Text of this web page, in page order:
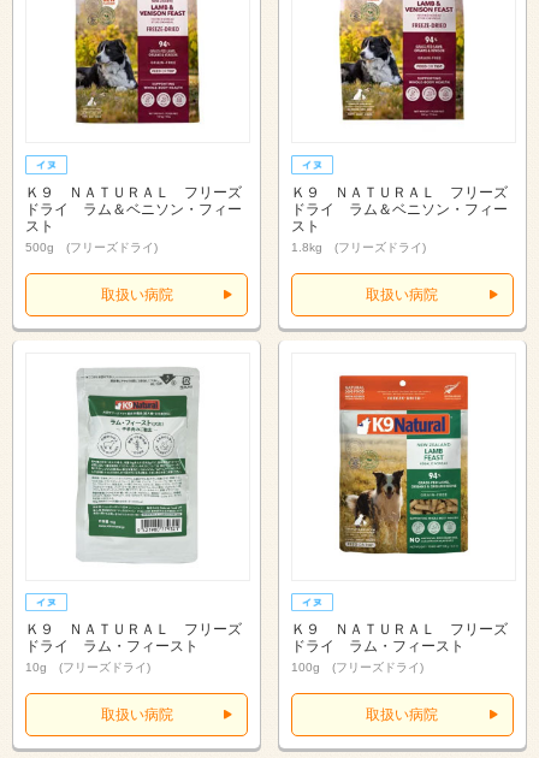
Ｋ９ ＮＡＴＵＲＡＬ フリーズ
ドライ ラム＆ベニソン・フィー
スト
500g (フリーズドライ)
取扱い病院
Ｋ９ ＮＡＴＵＲＡＬ フリーズ
ドライ ラム＆ベニソン・フィー
スト
1.8kg (フリーズドライ)
取扱い病院
Ｋ９ ＮＡＴＵＲＡＬ フリーズ
ドライ ラム・フィースト
10g (フリーズドライ)
取扱い病院
Ｋ９ ＮＡＴＵＲＡＬ フリーズ
ドライ ラム・フィースト
100g (フリーズドライ)
取扱い病院